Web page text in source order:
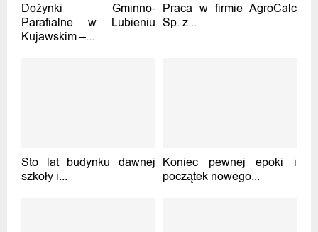
Dożynki Gminno-
Parafialne w Lubieniu
Kujawskim –...
Praca w firmie AgroCalc
Sp. z...
Sto lat budynku dawnej
szkoły i...
Koniec pewnej epoki i
początek nowego...